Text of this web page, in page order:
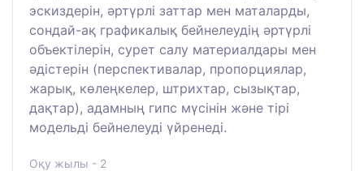
эскиздерін, әртүрлі заттар мен маталарды,
сондай-ақ графикалық бейнелеудің әртүрлі
объектілерін, сурет салу материалдары мен
әдістерін (перспективалар, пропорциялар,
жарық, көлеңкелер, штрихтар, сызықтар,
дақтар), адамның гипс мүсінін және тірі
модельді бейнелеуді үйренеді.
Оқу жылы - 2